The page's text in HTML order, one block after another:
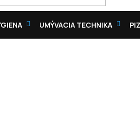
UMÝVACIA TECHNIKA